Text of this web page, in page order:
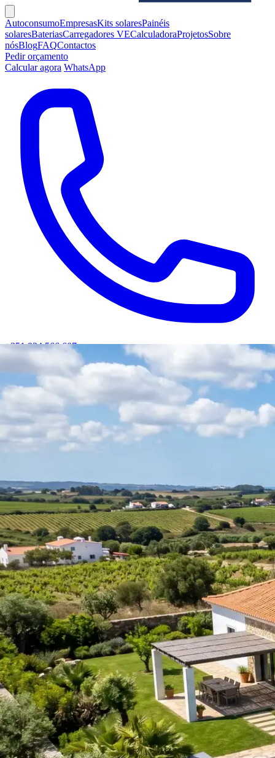
AutoconsumoEmpresasKits solaresPainéis
solaresBateriasCarregadores VECalculadoraProjetosSobre
nósBlogFAQContactos
Pedir orçamento
Calcular agora WhatsApp
+351 934 566 607
PT